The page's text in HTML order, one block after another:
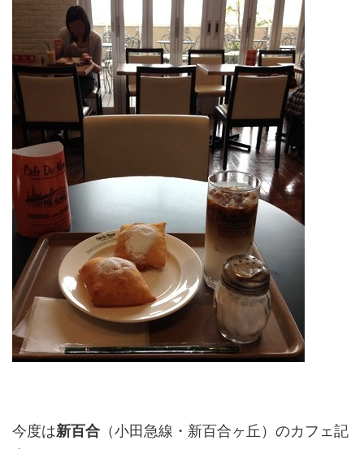
今度は新百合 （小田急線・新百合ヶ丘）のカフェ記